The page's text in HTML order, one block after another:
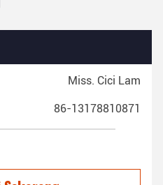
Miss. Cici Lam
86-13178810871